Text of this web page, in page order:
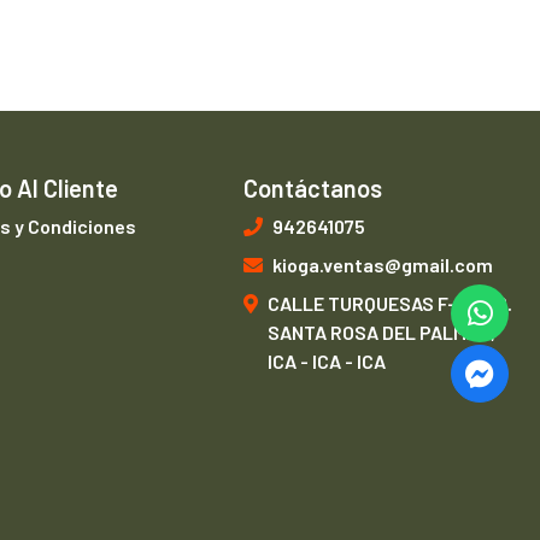
Al Cliente
y Condiciones
Contáctanos
942641075
kioga.ventas@gmail.com
CALLE TURQUESAS F-1, URB.
SANTA ROSA DEL PALMAR,
ICA - ICA - ICA